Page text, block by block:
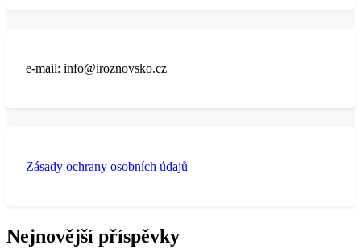
e-mail: info@iroznovsko.cz
Zásady ochrany osobních údajů
Nejnovější příspěvky